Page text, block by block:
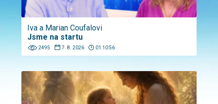
Iva a Marian Coufalovi
Jsme na startu
2495 7. 8. 2026 01:10:56